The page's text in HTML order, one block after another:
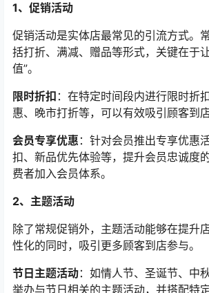
1、促销活动
促销活动是实体店最常见的引流方式。
括打折、满减、赠品等形式，关键在于
值”。
限时折扣 ：在特定时间段内进行限时折
惠、晚市打折等，可以有效吸引顾客到店
会员专享优惠 ：针对会员推出专享优惠
扣、新品优先体验等，提升会员忠诚度
费者加入会员体系。
2、主题活动
除了常规促销外，主题活动能够在提升
性化的同时，吸引更多顾客到店参与。
节日主题活动：如情人节、圣诞节、中
举办与节日相关的主题活动，并搭配特